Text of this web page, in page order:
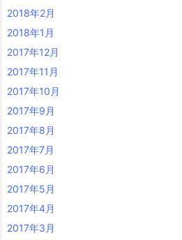
2018年2月
2018年1月
2017年12月
2017年11月
2017年10月
2017年9月
2017年8月
2017年7月
2017年6月
2017年5月
2017年4月
2017年3月